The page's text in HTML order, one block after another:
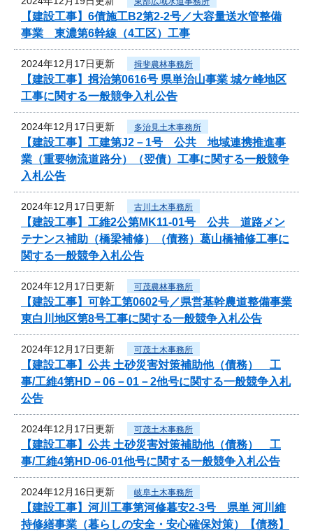
【建設工事】6債施工B2第2-2号／大容量送水管整備
事業 東濃第6幹線（4工区）工事
2024年12月17日更新 揖斐農林事務所
【建設工事】揖治第0616号 県単治山事業 城ケ峰地区
工事に関する一般競争入札公告
2024年12月17日更新 多治見土木事務所
【建設工事】工建第J2－1号 公共 地域連携推進事
業（重要物流道路分）（翌債）工事に関する一般競争
入札公告
2024年12月17日更新 古川土木事務所
【建設工事】工維2公第MK11-01号 公共 道路メン
テナンス補助（橋梁補修）（債務）葛山橋補修工事に
関する一般競争入札公告
2024年12月17日更新 可茂農林事務所
【建設工事】可幹工第0602号／県営基幹農道整備事業
東白川地区第8号工事に関する一般競争入札公告
2024年12月17日更新 可茂土木事務所
【建設工事】公共 土砂災害対策補助他（債務） 工
事/工維4第HD－06－01－2他号に関する一般競争入札
公告
2024年12月17日更新 可茂土木事務所
【建設工事】公共 土砂災害対策補助他（債務） 工
事/工維4第HD-06-01他号に関する一般競争入札公告
2024年12月16日更新 岐阜土木事務所
【建設工事】河川工事第河修暮安2-3号 県単 河川維
持修繕事業（暮らしの安全・安心確保対策）【債務】